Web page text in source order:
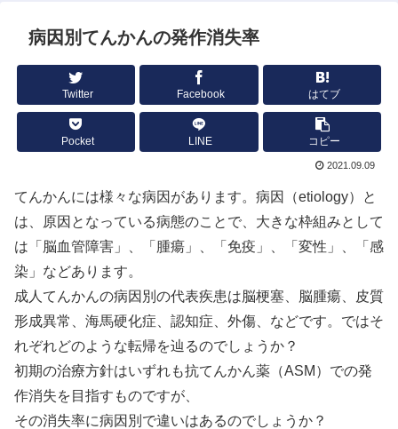
病因別てんかんの発作消失率
Twitter Facebook はてブ
Pocket LINE コピー
2021.09.09
てんかんには様々な病因があります。病因（etiology）と
は、原因となっている病態のことで、大きな枠組みとして
は「脳血管障害」、「腫瘍」、「免疫」、「変性」、「感
染」などあります。
成人てんかんの病因別の代表疾患は脳梗塞、脳腫瘍、皮質
形成異常、海馬硬化症、認知症、外傷、などです。ではそ
れぞれどのような転帰を辿るのでしょうか？
初期の治療方針はいずれも抗てんかん薬（ASM）での発
作消失を目指すものですが、
その消失率に病因別で違いはあるのでしょうか？